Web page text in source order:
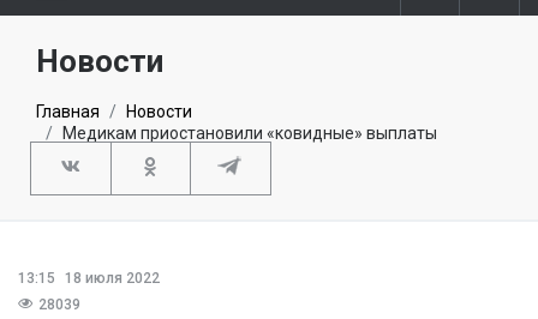
Новости
Главная
Новости
Медикам приостановили «ковидные» выплаты
13:15
18 июля 2022
28039